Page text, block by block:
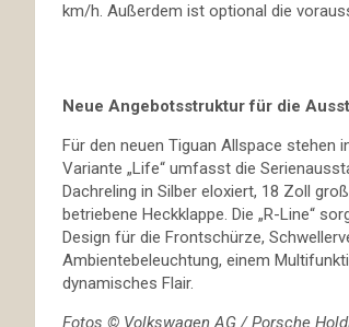
km/h. Außerdem ist optional die
Neue Angebotsstruktur für die
Für den neuen Tiguan Allspace stehen
Variante „Life“ umfasst die
Dachreling in Silber eloxiert, 18 Zoll
betriebene Heckklappe. Die „R-Line“
Design für die Frontschürze,
Ambientebeleuchtung, einem
dynamisches Flair.
Fotos © Volkswagen AG / Porsche